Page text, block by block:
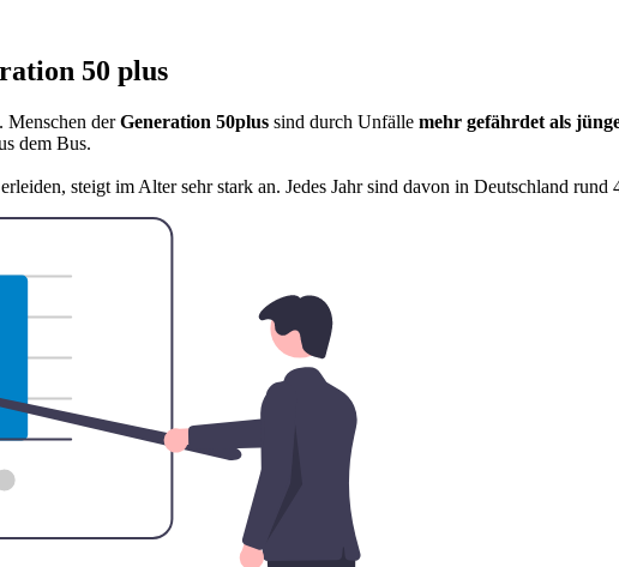
50 plus
Menschen derGeneration 50plus sind durch Unfälle mehr gefährdet als
dem Bus.
steigt im Alter sehr stark an. Jedes Jahr sind davon in Deutschland rund